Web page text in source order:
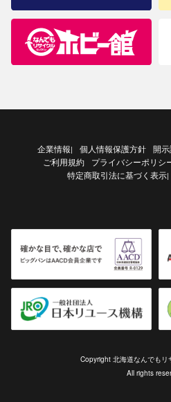
企業情報| 個人情報保護方針 開
ご利用規約 プライバシーポリシ
特定商取引法に基づく表示|
Copyright 北海道なんでもリ
All rights